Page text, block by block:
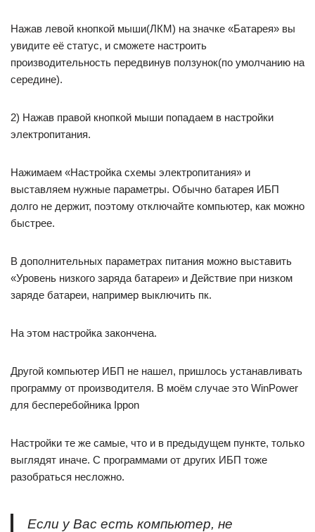
Нажав левой кнопкой мыши(ЛКМ) на значке «Батарея» вы
увидите её статус, и сможете настроить
производительность передвинув ползунок(по умолчанию на
середине).
2) Нажав правой кнопкой мыши попадаем в настройки
электропитания.
Нажимаем «Настройка схемы электропитания» и
выставляем нужные параметры. Обычно батарея ИБП
долго не держит, поэтому отключайте компьютер, как можно
быстрее.
В дополнительных параметрах питания можно выставить
«Уровень низкого заряда батареи» и Действие при низком
заряде батареи, например выключить пк.
На этом настройка закончена.
Другой компьютер ИБП не нашел, пришлось устанавливать
программу от производителя. В моём случае это WinPower
для бесперебойника Ippon
Настройки те же самые, что и в предыдущем пункте, только
выглядят иначе. С программами от других ИБП тоже
разобраться несложно.
Если у Вас есть компьютер, не